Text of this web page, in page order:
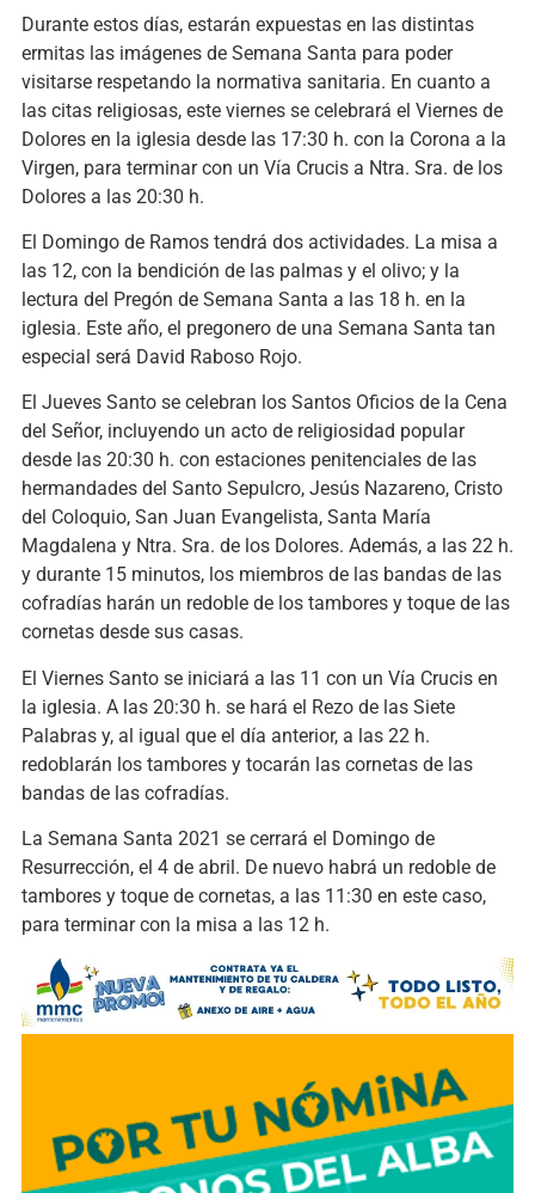
Durante estos días, estarán expuestas en las distintas
ermitas las imágenes de Semana Santa para poder
visitarse respetando la normativa sanitaria. En cuanto a
las citas religiosas, este viernes se celebrará el Viernes de
Dolores en la iglesia desde las 17:30 h. con la Corona a la
Virgen, para terminar con un Vía Crucis a Ntra. Sra. de los
Dolores a las 20:30 h.
El Domingo de Ramos tendrá dos actividades. La misa a
las 12, con la bendición de las palmas y el olivo; y la
lectura del Pregón de Semana Santa a las 18 h. en la
iglesia. Este año, el pregonero de una Semana Santa tan
especial será David Raboso Rojo.
El Jueves Santo se celebran los Santos Oficios de la Cena
del Señor, incluyendo un acto de religiosidad popular
desde las 20:30 h. con estaciones penitenciales de las
hermandades del Santo Sepulcro, Jesús Nazareno, Cristo
del Coloquio, San Juan Evangelista, Santa María
Magdalena y Ntra. Sra. de los Dolores. Además, a las 22 h.
y durante 15 minutos, los miembros de las bandas de las
cofradías harán un redoble de los tambores y toque de las
cornetas desde sus casas.
El Viernes Santo se iniciará a las 11 con un Vía Crucis en
la iglesia. A las 20:30 h. se hará el Rezo de las Siete
Palabras y, al igual que el día anterior, a las 22 h.
redoblarán los tambores y tocarán las cornetas de las
bandas de las cofradías.
La Semana Santa 2021 se cerrará el Domingo de
Resurrección, el 4 de abril. De nuevo habrá un redoble de
tambores y toque de cornetas, a las 11:30 en este caso,
para terminar con la misa a las 12 h.